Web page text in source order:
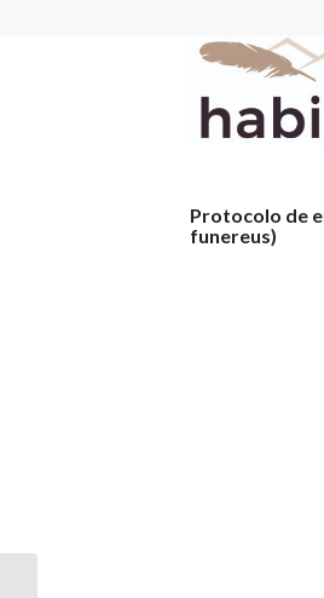
Protocolo de
funereus)